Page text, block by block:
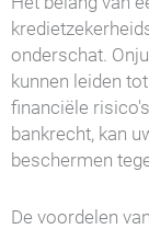
onderschat.
kunnen leiden
financiële
bankrecht, kan
beschermen
De voordelen